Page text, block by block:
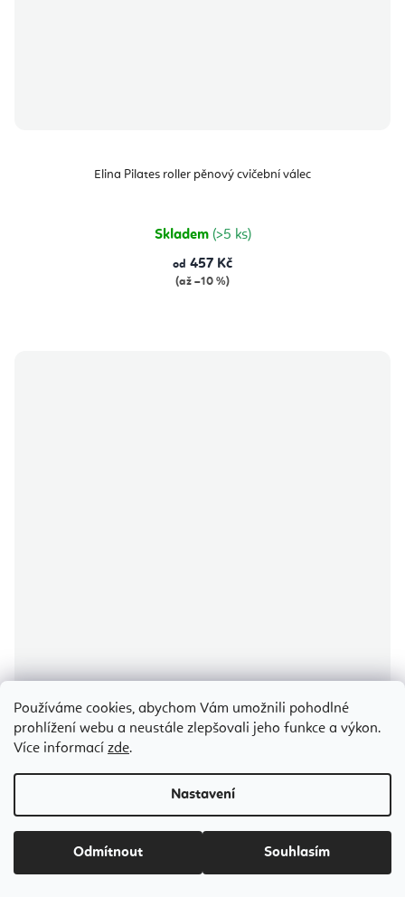
Používáme cookies, abychom Vám umožnili pohodlné
prohlížení webu a neustále zlepšovali jeho funkce a výkon.
Více informací zde.
Nastavení
Odmítnout Souhlasím
Elina Pilates roller pěnový cvičební válec
Skladem (>5 ks)
od 457 Kč
(až –10 %)
Bodhi MINI masážny valec WAVE roller na fasciální masáž 16cm
je
5
Odesíláme do 5-7 dnů